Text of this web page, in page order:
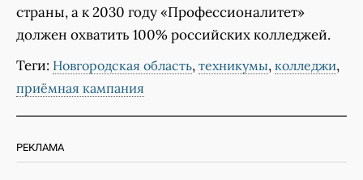
страны, а к 2030 году «Профессионалитет»
должен охватить 100% российских колледжей.
Теги: Новгородская область, техникумы, колледжи,
приёмная кампания
РЕКЛАМА